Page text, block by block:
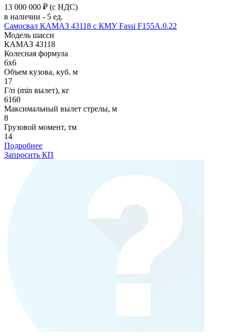
13 000 000 ₽ (с НДС)
в наличии - 5 ед.
Самосвал КАМАЗ 43118 с КМУ Fassi F155A.0.22
Модель шасси
КАМАЗ 43118
Колесная формула
6x6
Объем кузова, куб. м
17
Г/п (min вылет), кг
6160
Максимальный вылет стрелы, м
8
Грузовой момент, тм
14
Подробнее
Запросить КП